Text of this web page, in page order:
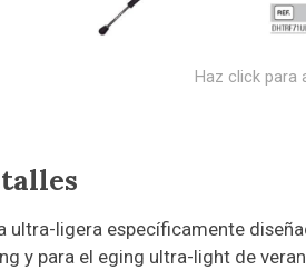
Haz click para
ultra-ligera específicamente
y para el eging ultra-light de